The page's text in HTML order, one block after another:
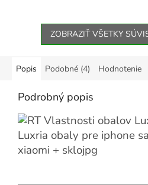
ZOBRAZIŤ VŠETKY
Popis Podobné (4) Hodnotenie
Podrobný popis